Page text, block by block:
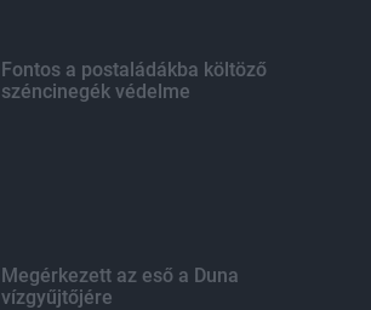
Fontos a postaládákba költöző
széncinegék védelme
Megérkezett az eső a Duna
vízgyűjtőjére